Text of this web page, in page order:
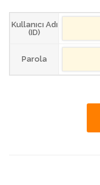
Kullanıcı Adı
(ID)
Parola